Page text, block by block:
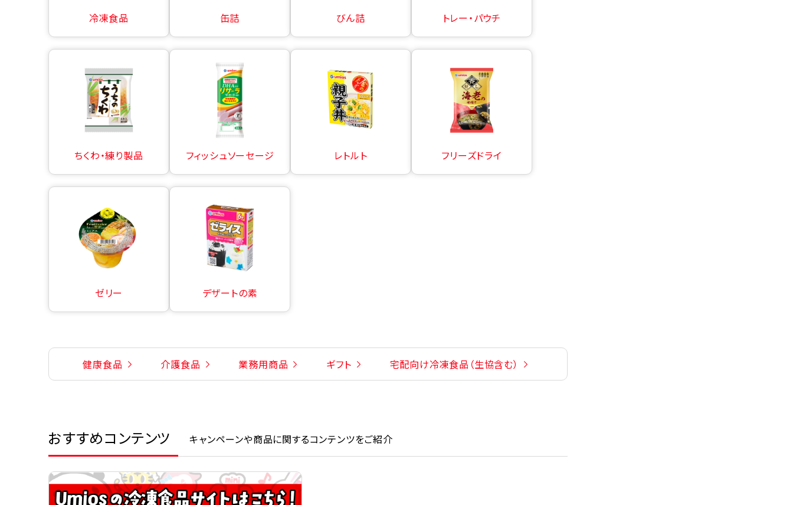
冷凍食品 缶詰 びん詰 トレー・パウチ
ちくわ・練り製品 フィッシュソーセージ レトルト フリーズドライ
ゼリー デザートの素
健康食品 介護食品 業務用商品 ギフト 宅配向け冷凍食品（生協含む）
おすすめコンテンツ キャンペーンや商品に関するコンテンツをご紹介